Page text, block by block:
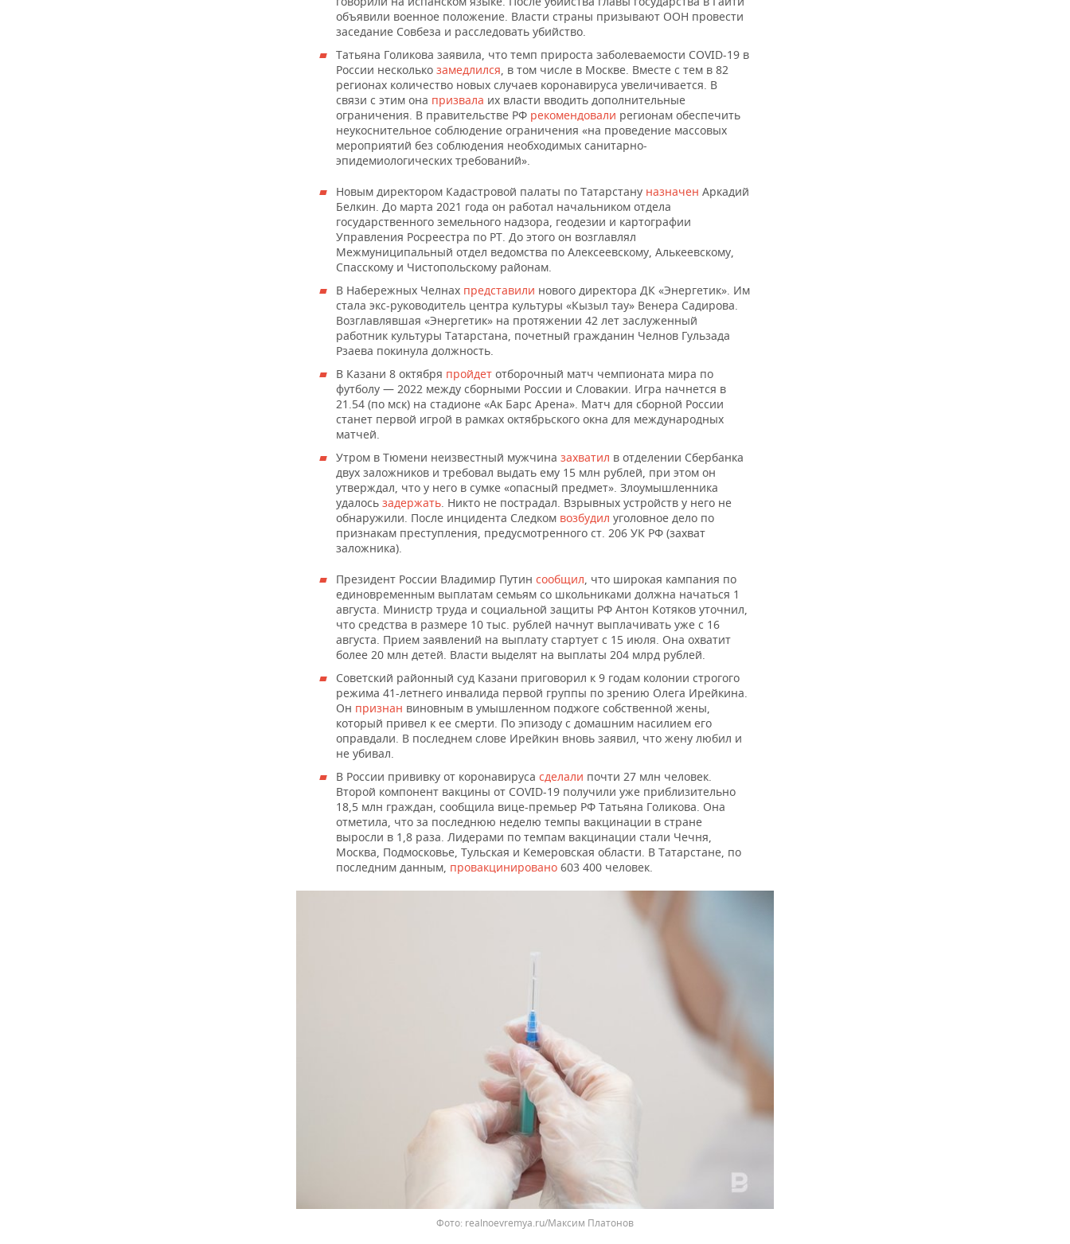
объявили военное положение. Власти страны призывают ООН провести
заседание Совбеза и расследовать убийство.
Татьяна Голикова заявила, что темп прироста заболеваемости COVID-19 в
России несколько замедлился, в том числе в Москве. Вместе с тем в 82
регионах количество новых случаев коронавируса увеличивается. В
связи с этим она призвала их власти вводить дополнительные
ограничения. В правительстве РФ рекомендовали регионам обеспечить
неукоснительное соблюдение ограничения «на проведение массовых
мероприятий без соблюдения необходимых санитарно-
эпидемиологических требований».
Новым директором Кадастровой палаты по Татарстану назначен Аркадий
Белкин. До марта 2021 года он работал начальником отдела
государственного земельного надзора, геодезии и картографии
Управления Росреестра по РТ. До этого он возглавлял
Межмуниципальный отдел ведомства по Алексеевскому, Алькеевскому,
Спасскому и Чистопольскому районам.
В Набережных Челнах представили нового директора ДК «Энергетик». Им
стала экс-руководитель центра культуры «Кызыл тау» Венера Садирова.
Возглавлявшая «Энергетик» на протяжении 42 лет заслуженный
работник культуры Татарстана, почетный гражданин Челнов Гульзада
Рзаева покинула должность.
В Казани 8 октября пройдет отборочный матч чемпионата мира по
футболу — 2022 между сборными России и Словакии. Игра начнется в
21.54 (по мск) на стадионе «Ак Барс Арена». Матч для сборной России
станет первой игрой в рамках октябрьского окна для международных
матчей.
Утром в Тюмени неизвестный мужчина захватил в отделении Сбербанка
двух заложников и требовал выдать ему 15 млн рублей, при этом он
утверждал, что у него в сумке «опасный предмет». Злоумышленника
удалось задержать. Никто не пострадал. Взрывных устройств у него не
обнаружили. После инцидента Следком возбудил уголовное дело по
признакам преступления, предусмотренного ст. 206 УК РФ (захват
заложника).
Президент России Владимир Путин сообщил, что широкая кампания по
единовременным выплатам семьям со школьниками должна начаться 1
августа. Министр труда и социальной защиты РФ Антон Котяков уточнил,
что средства в размере 10 тыс. рублей начнут выплачивать уже с 16
августа. Прием заявлений на выплату стартует с 15 июля. Она охватит
более 20 млн детей. Власти выделят на выплаты 204 млрд рублей.
Советский районный суд Казани приговорил к 9 годам колонии строгого
режима 41-летнего инвалида первой группы по зрению Олега Ирейкина.
Он признан виновным в умышленном поджоге собственной жены,
который привел к ее смерти. По эпизоду с домашним насилием его
оправдали. В последнем слове Ирейкин вновь заявил, что жену любил и
не убивал.
В России прививку от коронавируса сделали почти 27 млн человек.
Второй компонент вакцины от COVID-19 получили уже приблизительно
18,5 млн граждан, сообщила вице-премьер РФ Татьяна Голикова. Она
отметила, что за последнюю неделю темпы вакцинации в стране
выросли в 1,8 раза. Лидерами по темпам вакцинации стали Чечня,
Москва, Подмосковье, Тульская и Кемеровская области. В Татарстане, по
последним данным, провакцинировано 603 400 человек.
realnoevremya.ru/Максим Платонов